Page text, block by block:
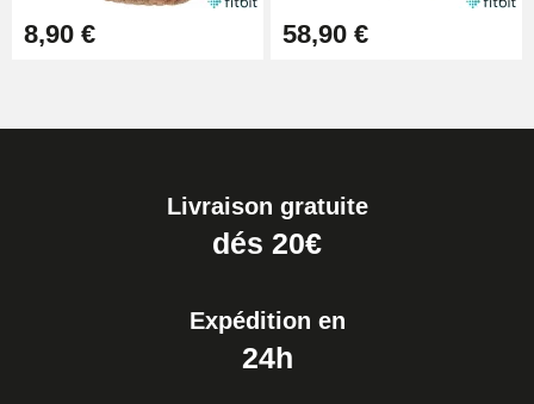
8,90 € 58,90 €
Livraison gratuite
dés 20€
Expédition en
24h